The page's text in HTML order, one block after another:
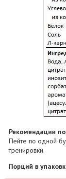
Рекомендации
Пейте по одной
тренировки.
Порций в